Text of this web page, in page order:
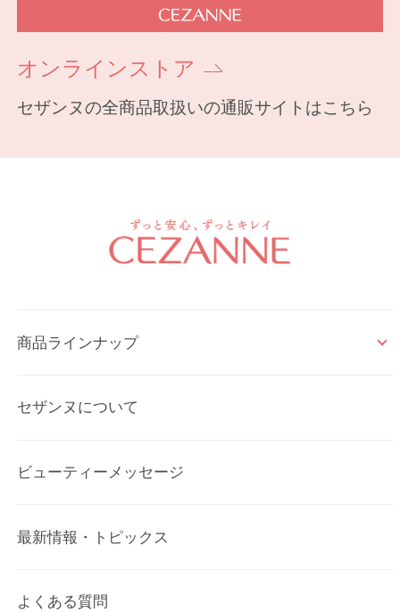
オンラインストア
セザンヌの全商品取扱いの通販サイトはこちら
商品ラインナップ
セザンヌについて
ビューティーメッセージ
最新情報・トピックス
よくある質問